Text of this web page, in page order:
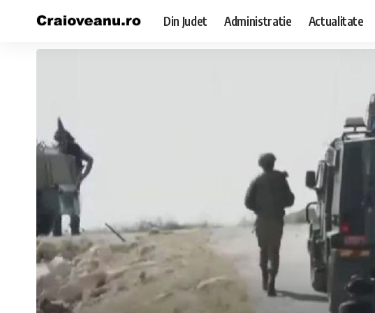
Din Judet Administratie Actualitate